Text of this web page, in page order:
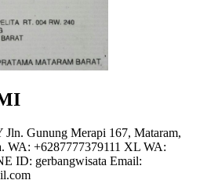
Gunung Merapi 167, Mataram,
WA: +6287777379111 XL WA:
ID: gerbangwisata Email: